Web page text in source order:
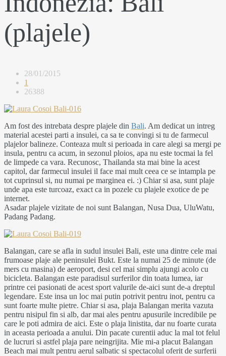
(plajele)
28/01/2015
1
26388
Am fost des intrebata despre plajele din Bali. Am dedicat un intreg
material acestei parti a insulei, ca sa te convingi si tu de farmecul
plajelor balineze. Conteaza mult si perioada in care alegi sa mergi pe
insula, pentru ca acum, in sezonul ploios, apa nu este tocmai la fel
de limpede ca vara. Recunosc, Thailanda sta mai bine la acest
capitol, dar farmecul insulei il face mai mult ceea ce se intampla pe
tot cuprinsul si, nu numai pe marginea ei. :) Chiar si asa, sunt plaje
unde apa este turcoaz, exact ca in pozele cu plajele exotice de pe
internet.
Asadar plajele vizitate de noi sunt Balangan, Nusa Dua, UluWatu,
Padang Padang.
Balangan, care se afla in sudul insulei Bali, este una dintre cele mai
frumoase plaje ale peninsulei Bukt. Este la numai 25 de minute (de
mers cu masina) de aeroport, desi cel mai simplu ajungi acolo cu
bicicleta. Balangan este paradisul surferilor din toata lumea, iar
printre cei pasionati de acest sport valurile de-aici sunt de-a dreptul
legendare. Este insa un loc mai putin potrivit pentru inot, pentru ca
sunt foarte multe pietre. Chiar si asa, plaja Balangan merita vazuta
pentru nisipul fin si alb, dar mai ales pentru apusurile incredibile pe
care le poti admira de aici. Este o plaja linistita, dar nu foarte curata
in aceasta perioada a anului. Din pacate curentii aduc la mal tot felul
de lucruri si astfel plaja pare neingrijita. Mie mi-a placut Balangan
Beach mai mult pentru aerul salbatic si spectacolul oferit de surferii